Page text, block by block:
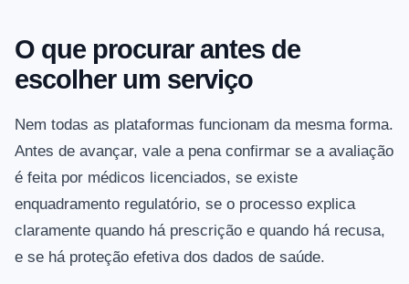
O que procurar antes de
escolher um serviço
Nem todas as plataformas funcionam da mesma forma.
Antes de avançar, vale a pena confirmar se a avaliação
é feita por médicos licenciados, se existe
enquadramento regulatório, se o processo explica
claramente quando há prescrição e quando há recusa,
e se há proteção efetiva dos dados de saúde.